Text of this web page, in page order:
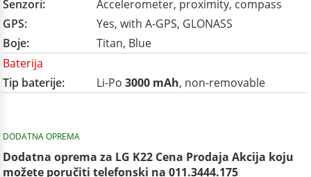
Senzori:
Accelerometer, proximity, compass
GPS:
Yes, with A-GPS, GLONASS
Boje:
Titan, Blue
Baterija
Tip baterije:
Li-Po 3000 mAh, non-removable
DODATNA OPREMA
Dodatna oprema za LG K22 Cena Prodaja Akcija koju
možete poručiti telefonski na 011.3444.175